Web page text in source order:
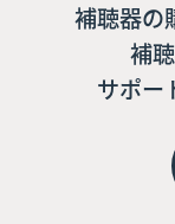
補聴器の
補
サポー